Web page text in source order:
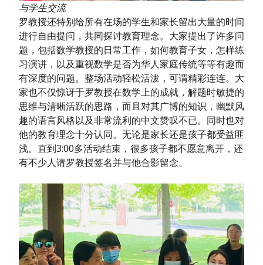
与学生交流
罗教授还特别给所有在场的学生和家长留出大量的时间
进行自由提问，共同探讨教育理念。大家提出了许多问
题，包括数学教授的日常工作，如何教育子女，怎样练
习演讲，以及重视数学是否为华人家庭传统等等有趣而
有深度的问题。整场活动轻松活泼，可谓精彩连连。大
家也不仅惊讶于罗教授在数学上的成就，解题时敏捷的
思维与清晰活跃的思路，而且对其广博的知识，幽默风
趣的语言风格以及非常流利的中文赞叹不已。同时也对
他的教育理念十分认同。无论是家长还是孩子都受益匪
浅。直到3:00多活动结束，很多孩子都不愿意离开，还
有不少人请罗教授签名并与他合影留念。